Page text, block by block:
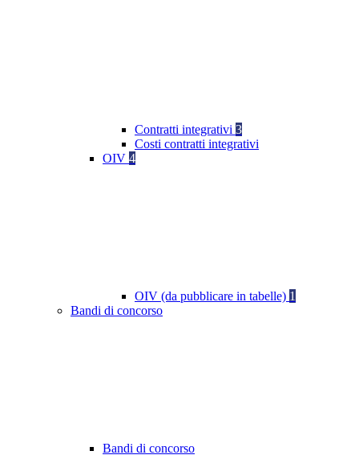
Contratti integrativi 3
Costi contratti integrativi
OIV 4
OIV (da pubblicare in tabelle) 1
Bandi di concorso
Bandi di concorso